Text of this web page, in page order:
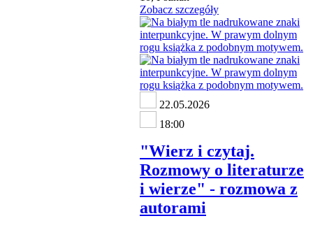
Zobacz szczegóły
22.05.2026
18:00
"Wierz i czytaj.
Rozmowy o literaturze
i wierze" - rozmowa z
autorami